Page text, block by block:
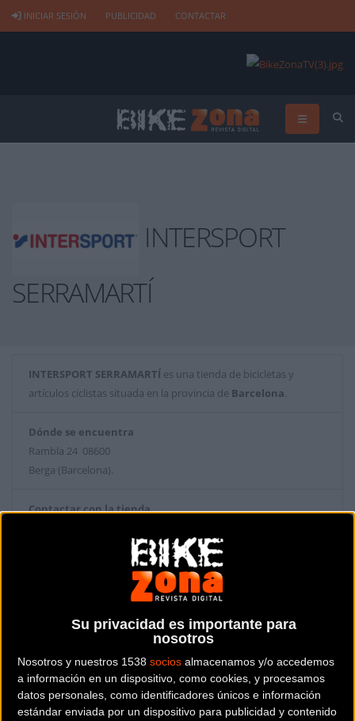
Su privacidad es importante para
nosotros
Nosotros y nuestros 1538 socios almacenamos y/o accedemos
a información en un dispositivo, como cookies, y procesamos
datos personales, como identificadores únicos e información
estándar enviada por un dispositivo para publicidad y contenido
INICIAR SESIÓN PUBLICIDAD CONTACTAR
INTERSPORT
SERRAMARTÍ
INTERSPORT SERRAMARTÍ es una tienda de bicicletas y
artículos ciclistas situada en la provincia de Barcelona.
Dónde se encuentra
Rambla 24 08600
Berga (Barcelona).
Contactar con la tienda
Web y RRSS de la tienda